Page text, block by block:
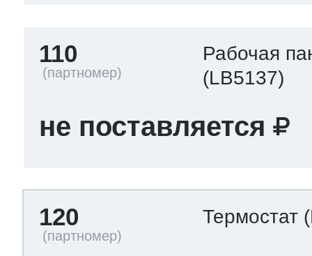
110
Рабочая
(LB5137)
не поставляется
120 Термостат